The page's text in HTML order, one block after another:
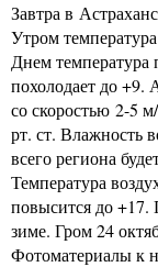
Завтра в
Утром
Днем температура
похолодает до +9.
со скоростью 2-5
рт. ст. Влажность
всего региона
Температура
повысится до
зиме. Гром 24
Фотоматериалы к